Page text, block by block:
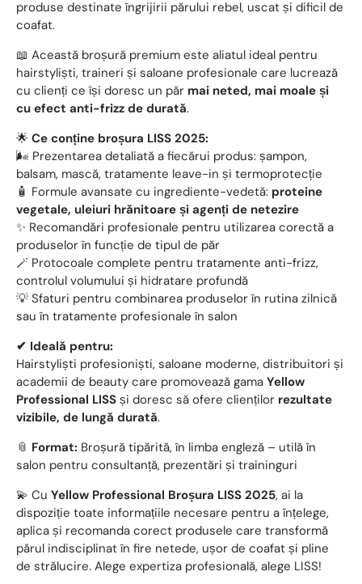
produse destinate îngrijirii părului rebel, uscat și dificil de
coafat.
📖 Această broșură premium este aliatul ideal pentru
hairstyliști, traineri și saloane profesionale care lucrează
cu clienți ce își doresc un păr mai neted, mai moale și
cu efect anti-frizz de durată.
🌟 Ce conține broșura LISS 2025:
🌬️ Prezentarea detaliată a fiecărui produs: șampon,
balsam, mască, tratamente leave-in și termoprotecție
🧴 Formule avansate cu ingrediente-vedetă: proteine
vegetale, uleiuri hrănitoare și agenți de netezire
✨ Recomandări profesionale pentru utilizarea corectă a
produselor în funcție de tipul de păr
🪄 Protocoale complete pentru tratamente anti-frizz,
controlul volumului și hidratare profundă
💡 Sfaturi pentru combinarea produselor în rutina zilnică
sau în tratamente profesionale în salon
✔ Ideală pentru:
Hairstyliști profesioniști, saloane moderne, distribuitori și
academii de beauty care promovează gama Yellow
Professional LISS și doresc să ofere clienților rezultate
vizibile, de lungă durată.
📎 Format: Broșură tipărită, în limba engleză – utilă în
salon pentru consultanță, prezentări și traininguri
💫 Cu Yellow Professional Broșura LISS 2025, ai la
dispoziție toate informațiile necesare pentru a înțelege,
aplica și recomanda corect produsele care transformă
părul indisciplinat în fire netede, ușor de coafat și pline
de strălucire. Alege expertiza profesională, alege LISS!